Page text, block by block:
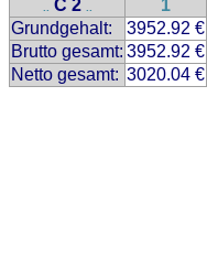
.. C 2 .. 1
Grundgehalt:
3952.92 €
Brutto gesamt: 3952.92 €
Netto gesamt: 3020.04 €